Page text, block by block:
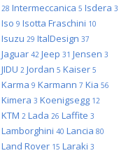
28 Intermeccanica 5 Isdera 3
Iso 9 Isotta Fraschini 10
Isuzu 29 ItalDesign 37
Jaguar 42 Jeep 31 Jensen 3
JIDU 2 Jordan 5 Kaiser 5
Karma 9 Karmann 7 Kia 56
Kimera 3 Koenigsegg 12
KTM 2 Lada 26 Laffite 3
Lamborghini 40 Lancia 80
Land Rover 15 Laraki 3